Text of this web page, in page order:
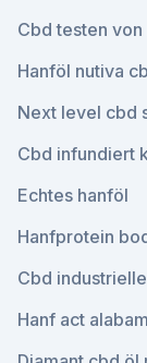
Cbd testen
Hanföl nutiva
Next level cbd
Cbd infundiert
Echtes hanföl
Hanfprotein
Cbd
Hanf act